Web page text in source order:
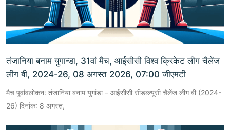
तंजानिया बनाम युगान्डा, 31वां मैच, आईसीसी विश्व क्रिकेट लीग चैलेंज
लीग बी, 2024-26, 08 अगस्त 2026, 07:00 जीएमटी
मैच पूर्वावलोकन: तंजानिया बनाम युगांडा – आईसीसी सीडब्ल्यूसी चैलेंज लीग बी (2024-
26) दिनांक: 8 अगस्त,